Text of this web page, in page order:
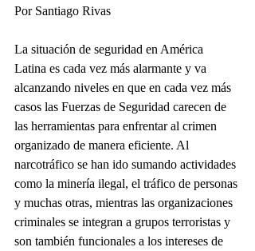
Por Santiago Rivas
La situación de seguridad en América
Latina es cada vez más alarmante y va
alcanzando niveles en que en cada vez más
casos las Fuerzas de Seguridad carecen de
las herramientas para enfrentar al crimen
organizado de manera eficiente. Al
narcotráfico se han ido sumando actividades
como la minería ilegal, el tráfico de personas
y muchas otras, mientras las organizaciones
criminales se integran a grupos terroristas y
son también funcionales a los intereses de